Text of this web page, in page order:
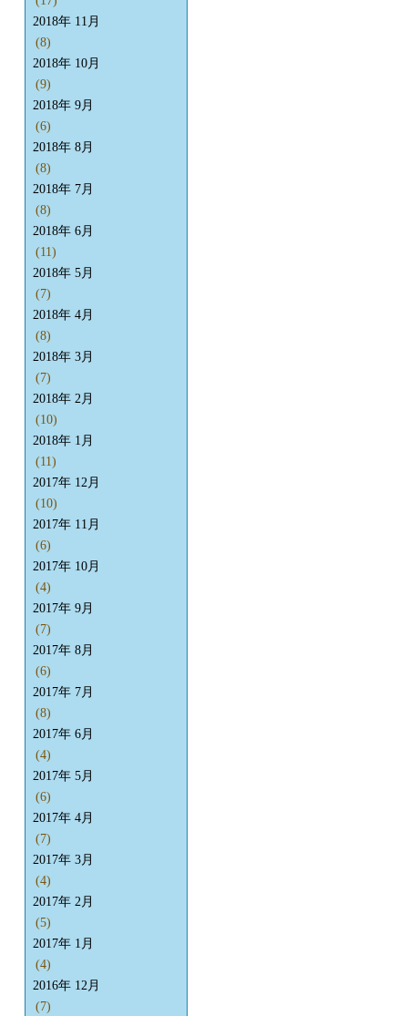
2018年 11月
(8)
2018年 10月
(9)
2018年 9月
(6)
2018年 8月
(8)
2018年 7月
(8)
2018年 6月
(11)
2018年 5月
(7)
2018年 4月
(8)
2018年 3月
(7)
2018年 2月
(10)
2018年 1月
(11)
2017年 12月
(10)
2017年 11月
(6)
2017年 10月
(4)
2017年 9月
(7)
2017年 8月
(6)
2017年 7月
(8)
2017年 6月
(4)
2017年 5月
(6)
2017年 4月
(7)
2017年 3月
(4)
2017年 2月
(5)
2017年 1月
(4)
2016年 12月
(7)